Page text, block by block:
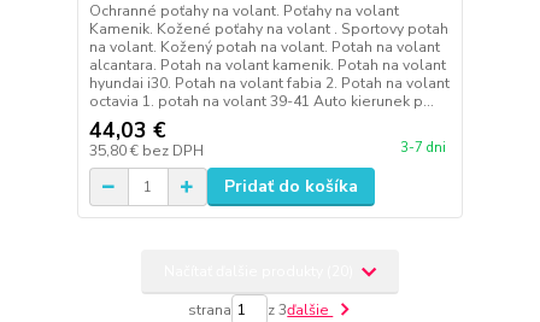
Ochranné poťahy na volant. Poťahy na volant
Kamenik. Kožené poťahy na volant . Sportovy potah
na volant. Kožený potah na volant. Potah na volant
alcantara. Potah na volant kamenik. Potah na volant
hyundai i30. Potah na volant fabia 2. Potah na volant
octavia 1. potah na volant 39-41 Auto kierunek p...
44,03 €
35,80 € bez DPH 3-7 dni
Pridať do košíka
strana z 3ďalšie